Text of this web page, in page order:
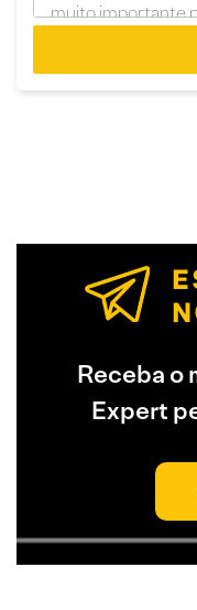
Receba o
Expert